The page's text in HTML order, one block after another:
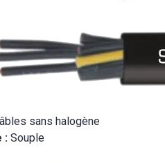
sans halogène
: Souple